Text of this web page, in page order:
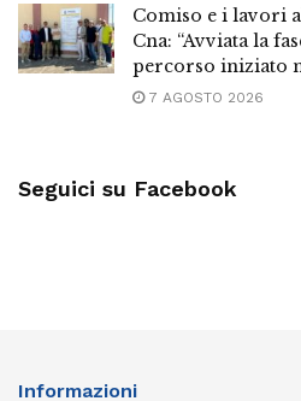
Comiso e i lavori
Cna: “Avviata la
percorso iniziato
7 AGOSTO 2026
Seguici su Facebook
Informazioni